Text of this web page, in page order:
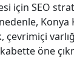
için SEO
Konya
çevrimiçi
öne